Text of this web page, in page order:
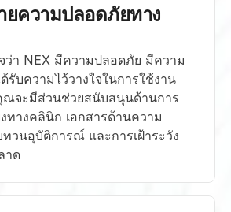
ยความปลอดภัยทาง
ว่า NEX มีความปลอดภัย มีความ
รับความไว้วางใจในการใช้งาน
จะมีส่วนช่วยสนับสนุนด้านการ
ทางคลินิก เอกสารด้านความ
วนอุบัติการณ์ และการเฝ้าระวัง
าด